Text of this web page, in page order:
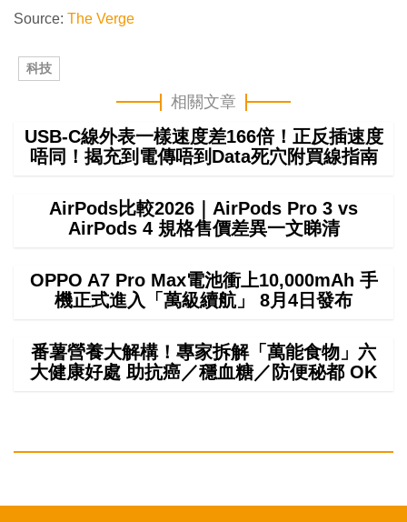
Source: The Verge
科技
相關文章
USB-C線外表一樣速度差166倍！正反插速度
唔同！揭充到電傳唔到Data死穴附買線指南
AirPods比較2026｜AirPods Pro 3 vs
AirPods 4 規格售價差異一文睇清
OPPO A7 Pro Max電池衝上10,000mAh 手
機正式進入「萬級續航」 8月4日發布
番薯營養大解構！專家拆解「萬能食物」六
大健康好處 助抗癌／穩血糖／防便秘都 OK